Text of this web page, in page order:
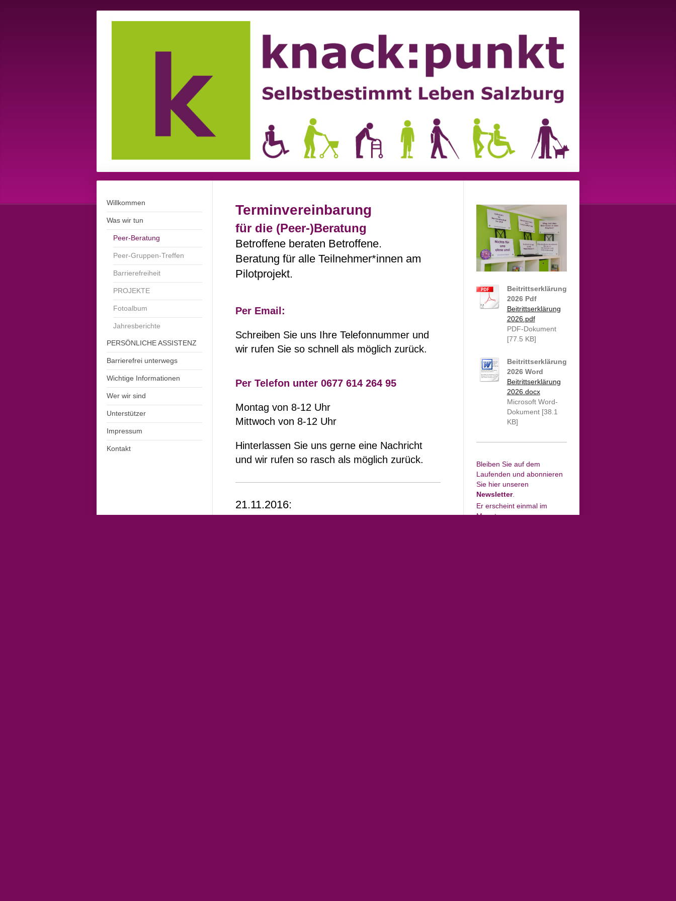
Willkommen
Was wir tun
Peer-Beratung
Peer-Gruppen-Treffen
Barrierefreiheit
PROJEKTE
Fotoalbum
Jahresberichte
PERSÖNLICHE ASSISTENZ
Barrierefrei unterwegs
Wichtige Informationen
Wer wir sind
Unterstützer
Impressum
Kontakt
Terminvereinbarung
für die (Peer-)Beratung
Betroffene beraten Betroffene.
Beratung für alle Teilnehmer*innen am
Pilotprojekt.
Per Email:
Schreiben Sie uns Ihre Telefonnummer und
wir rufen Sie so schnell als möglich zurück.
Per Telefon unter 0677 614 264 95
Montag von 8-12 Uhr
Mittwoch von 8-12 Uhr
Hinterlassen Sie uns gerne eine Nachricht
und wir rufen so rasch als möglich zurück.
21.11.2016:
Beitrittserklärung
2026 Pdf
Beitrittserklärung
2026.pdf
PDF-Dokument
[77.5 KB]
Beitrittserklärung
2026 Word
Beitrittserklärung
2026.docx
Microsoft Word-
Dokument [38.1
KB]
Bleiben Sie auf dem
Laufenden und abonnieren
Sie hier unseren
Newsletter.
Er erscheint einmal im
Monat.